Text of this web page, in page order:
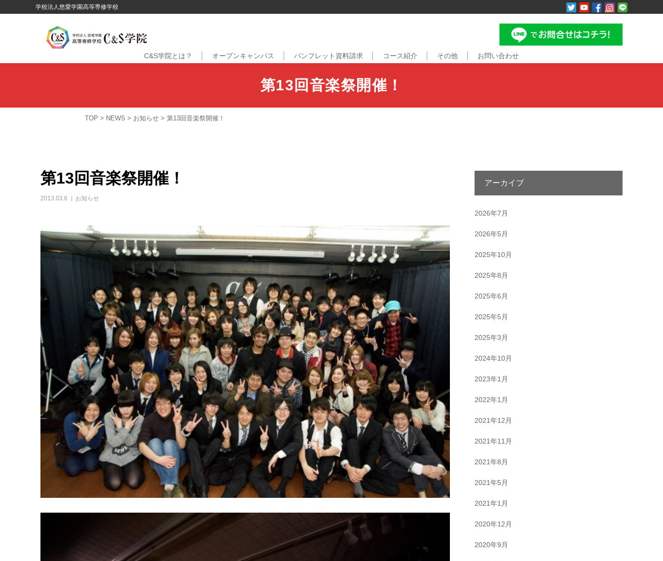
学校法人悠愛学園高等専修学校
C&S学院とは？ オープンキャンパス パンフレット資料請求 コース紹介 その他 お問い合わせ
第13回音楽祭開催！
TOP > NEWS > お知らせ > 第13回音楽祭開催！
第13回音楽祭開催！
2013.03.6 お知らせ
アーカイブ
2026年7月
2026年5月
2025年10月
2025年8月
2025年6月
2025年5月
2025年3月
2024年10月
2023年1月
2022年1月
2021年12月
2021年11月
2021年8月
2021年5月
2021年1月
2020年12月
2020年9月